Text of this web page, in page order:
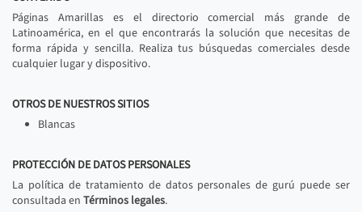
Páginas Amarillas es el directorio comercial más grande de
Latinoamérica, en el que encontrarás la solución que necesitas de
forma rápida y sencilla. Realiza tus búsquedas comerciales desde
cualquier lugar y dispositivo.
OTROS DE NUESTROS SITIOS
Blancas
PROTECCIÓN DE DATOS PERSONALES
La política de tratamiento de datos personales de gurú puede ser
consultada en Términos legales.